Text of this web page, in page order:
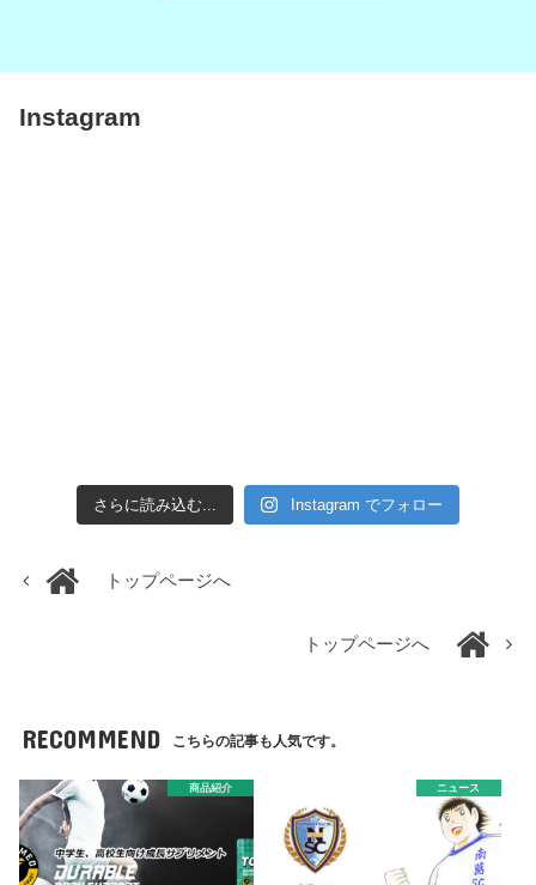
Instagram
さらに読み込む... Instagram でフォロー
トップページへ
トップページへ
RECOMMEND こちらの記事も人気です。
商品紹介 ニュース